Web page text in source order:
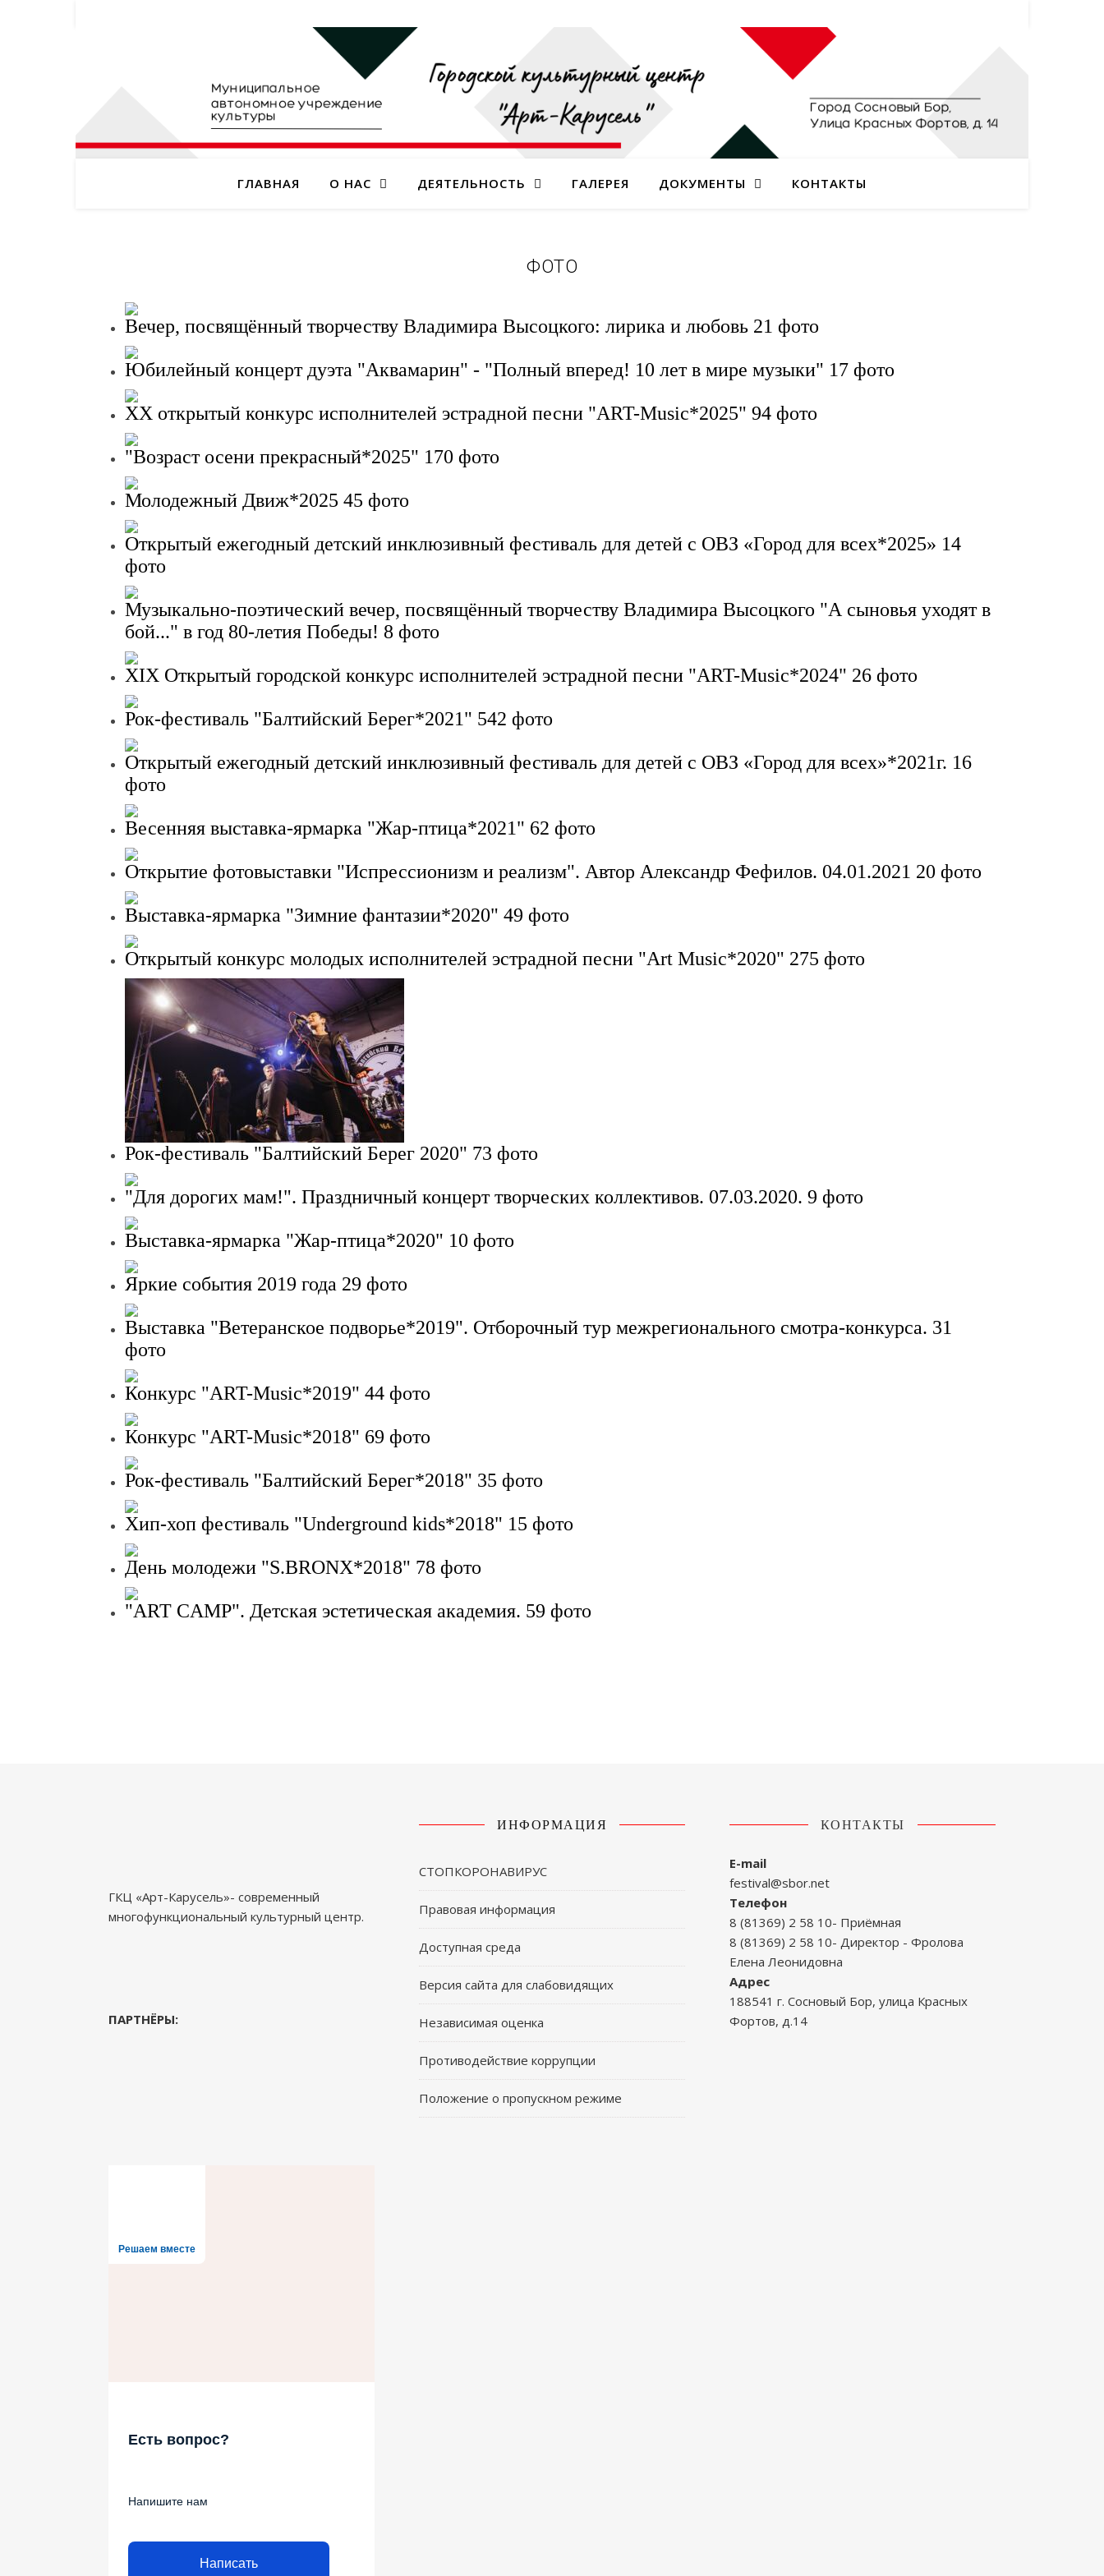
ГЛАВНАЯ О НАС ДЕЯТЕЛЬНОСТЬ ГАЛЕРЕЯ ДОКУМЕНТЫ КОНТАКТЫ
ФОТО
Вечер, посвящённый творчеству Владимира Высоцкого: лирика и любовь 21 фото
Юбилейный концерт дуэта "Аквамарин" - "Полный вперед! 10 лет в мире музыки" 17 фото
XX открытый конкурс исполнителей эстрадной песни "ART-Music*2025" 94 фото
"Возраст осени прекрасный*2025" 170 фото
Молодежный Движ*2025 45 фото
Открытый ежегодный детский инклюзивный фестиваль для детей с ОВЗ «Город для всех*2025» 14
фото
Музыкально-поэтический вечер, посвящённый творчеству Владимира Высоцкого "А сыновья уходят в
бой..." в год 80-летия Победы! 8 фото
XIX Открытый городской конкурс исполнителей эстрадной песни "ART-Music*2024" 26 фото
Рок-фестиваль "Балтийский Берег*2021" 542 фото
Открытый ежегодный детский инклюзивный фестиваль для детей с ОВЗ «Город для всех»*2021г. 16
фото
Весенняя выставка-ярмарка "Жар-птица*2021" 62 фото
Открытие фотовыставки "Испрессионизм и реализм". Автор Александр Фефилов. 04.01.2021 20 фото
Выставка-ярмарка "Зимние фантазии*2020" 49 фото
Открытый конкурс молодых исполнителей эстрадной песни "Art Music*2020" 275 фото
Рок-фестиваль "Балтийский Берег 2020" 73 фото
"Для дорогих мам!". Праздничный концерт творческих коллективов. 07.03.2020. 9 фото
Выставка-ярмарка "Жар-птица*2020" 10 фото
Яркие события 2019 года 29 фото
Выставка "Ветеранское подворье*2019". Отборочный тур межрегионального смотра-конкурса. 31
фото
Конкурс "ART-Music*2019" 44 фото
Конкурс "ART-Music*2018" 69 фото
Рок-фестиваль "Балтийский Берег*2018" 35 фото
Хип-хоп фестиваль "Underground kids*2018" 15 фото
День молодежи "S.BRONX*2018" 78 фото
"ART CAMP". Детская эстетическая академия. 59 фото
ГКЦ «Арт-Карусель»- современный
многофункциональный культурный центр.
ПАРТНЁРЫ:
Решаем вместе
Есть вопрос?
Напишите нам
Написать
ИНФОРМАЦИЯ
СТОПКОРОНАВИРУС
Правовая информация
Доступная среда
Версия сайта для слабовидящих
Независимая оценка
Противодействие коррупции
Положение о пропускном режиме
КОНТАКТЫ
E-mail
festival@sbor.net
Телефон
8 (81369) 2 58 10- Приёмная
8 (81369) 2 58 10- Директор - Фролова
Елена Леонидовна
Адрес
188541 г. Сосновый Бор, улица Красных
Фортов, д.14